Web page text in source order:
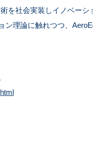
を社会実装しイノベーシ
ン理論に触れつつ、